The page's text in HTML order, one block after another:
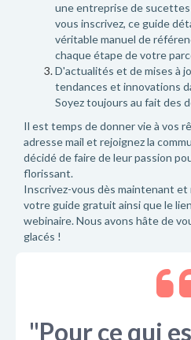
une entreprise de sucettes
vous inscrivez, ce guide
véritable manuel de
chaque étape de votre
D'actualités et de mises à
tendances et innovations
Soyez toujours au fait des
Il est temps de donner vie à vos
adresse mail et rejoignez la
décidé de faire de leur passion
florissant.
Inscrivez-vous dès maintenant
votre guide gratuit ainsi que le
webinaire. Nous avons hâte de
glacés !
"Pour ce qui